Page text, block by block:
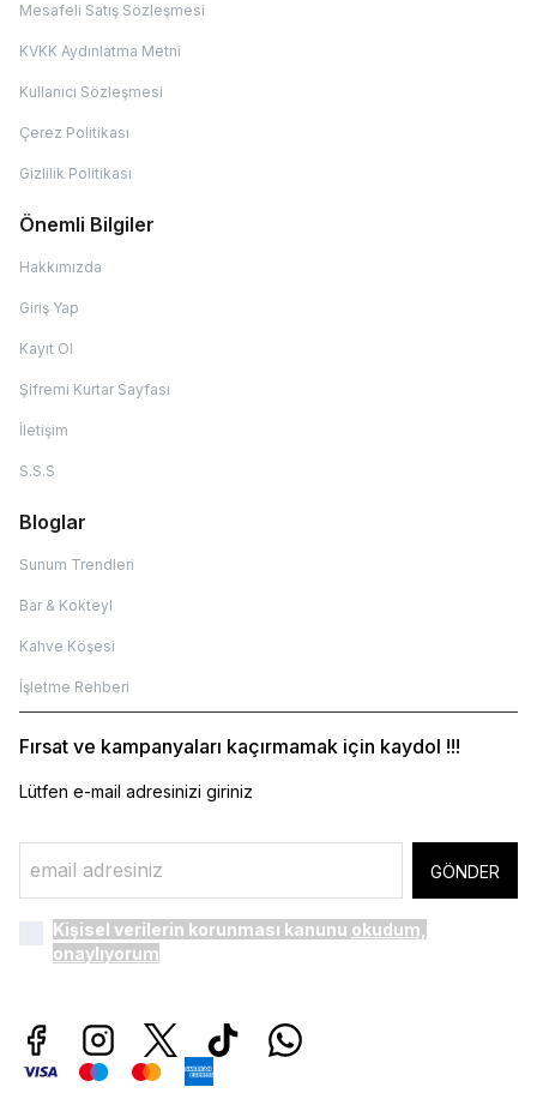
Mesafeli Satış Sözleşmesi
KVKK Aydınlatma Metni
Kullanıcı Sözleşmesi
Çerez Politikası
Gizlilik Politikası
Önemli Bilgiler
Hakkımızda
Giriş Yap
Kayıt Ol
Şifremi Kurtar Sayfası
İletişim
S.S.S
Bloglar
Sunum Trendleri
Bar & Kokteyl
Kahve Köşesi
İşletme Rehberi
Fırsat ve kampanyaları kaçırmamak için kaydol !!!
Lütfen e-mail adresinizi giriniz
GÖNDER
Kişisel verilerin korunması kanunu okudum,
onaylıyorum